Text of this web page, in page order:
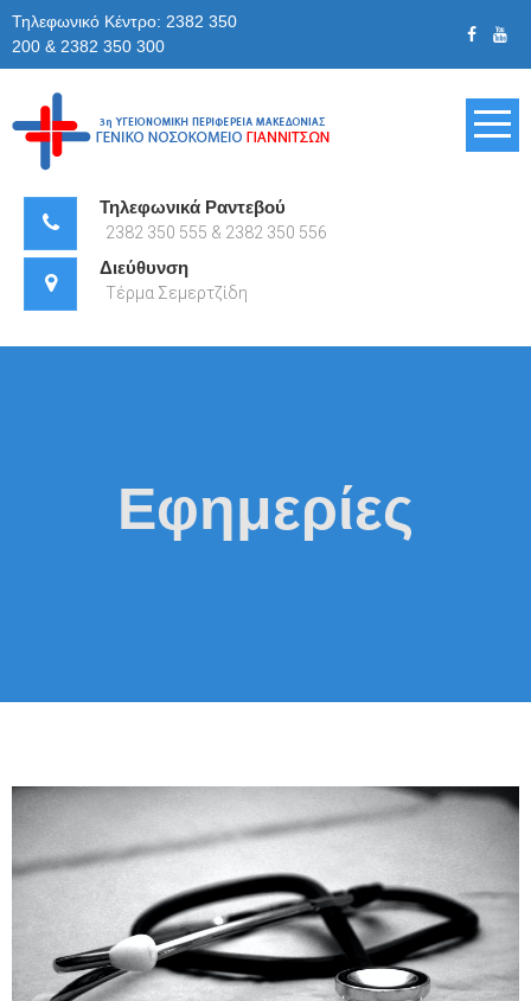
Τηλεφωνικό Κέντρο: 2382 350
200 & 2382 350 300
Τηλεφωνικά Ραντεβού
2382 350 555 & 2382 350 556
Διεύθυνση
Τέρμα Σεμερτζίδη
Εφημερίες